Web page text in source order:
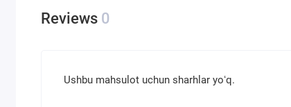
Reviews 0
Ushbu mahsulot uchun sharhlar yoʻq.